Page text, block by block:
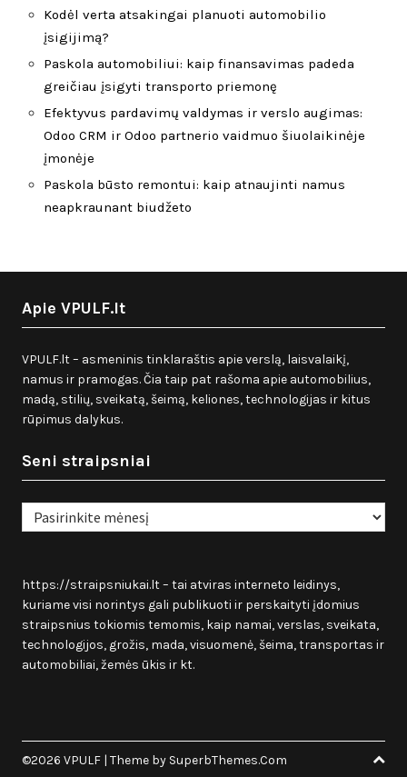
Kodėl verta atsakingai planuoti automobilio
įsigijimą?
Paskola automobiliui: kaip finansavimas padeda
greičiau įsigyti transporto priemonę
Efektyvus pardavimų valdymas ir verslo augimas:
Odoo CRM ir Odoo partnerio vaidmuo šiuolaikinėje
įmonėje
Paskola būsto remontui: kaip atnaujinti namus
neapkraunant biudžeto
Apie VPULF.lt
VPULF.lt – asmeninis tinklaraštis apie verslą, laisvalaikį,
namus ir pramogas. Čia taip pat rašoma apie automobilius,
madą, stilių, sveikatą, šeimą, keliones, technologijas ir kitus
rūpimus dalykus.
Seni straipsniai
Seni
straipsniai
https://straipsniukai.lt– tai atviras interneto leidinys,
kuriame visi norintys gali publikuoti ir perskaityti įdomius
straipsnius tokiomis temomis, kaip namai, verslas, sveikata,
technologijos, grožis, mada, visuomenė, šeima, transportas ir
automobiliai, žemės ūkis ir kt.
©2026 VPULF | Theme by SuperbThemes.Com